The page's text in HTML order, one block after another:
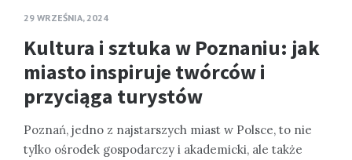
29 WRZEŚNIA, 2024
Kultura i sztuka w Poznaniu: jak
miasto inspiruje twórców i
przyciąga turystów
Poznań, jedno z najstarszych miast w Polsce, to nie
tylko ośrodek gospodarczy i akademicki, ale także